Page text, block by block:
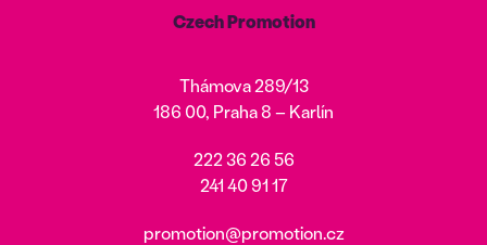
Czech Promotion
Thámova 289/13
186 00, Praha 8 – Karlín
222 36 26 56
241 40 91 17
promotion@promotion.cz